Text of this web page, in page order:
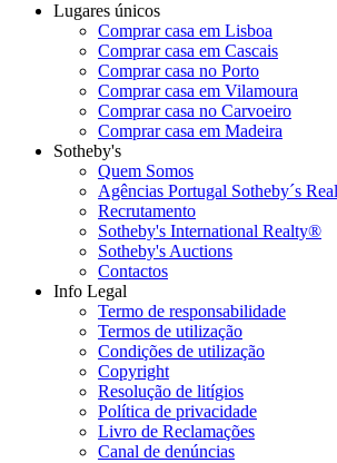
Lugares únicos
Comprar casa em Lisboa
Comprar casa em Cascais
Comprar casa no Porto
Comprar casa em Vilamoura
Comprar casa no Carvoeiro
Comprar casa em Madeira
Sotheby's
Quem Somos
Agências Portugal Sotheby´s
Recrutamento
Sotheby's International Realty®
Sotheby's Auctions
Contactos
Info Legal
Termo de responsabilidade
Termos de utilização
Condições de utilização
Copyright
Resolução de litígios
Política de privacidade
Livro de Reclamações
Canal de denúncias